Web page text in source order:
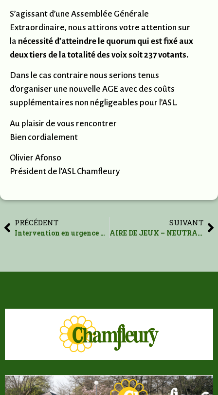
S’agissant d’une Assemblée Générale
Extraordinaire, nous attirons votre attention sur
la nécessité d’atteindre le quorum qui est fixé aux
deux tiers de la totalité des voix soit 237 votants.
Dans le cas contraire nous serions tenus
d’organiser une nouvelle AGE avec des coûts
supplémentaires non négligeables pour l’ASL.
Au plaisir de vous rencontrer
Bien cordialement
Olivier Afonso
Président de l’ASL Chamfleury
PRÉCÉDENT
Intervention en urgence de la SEVESC les 18 et 19 juillet 2024 : Curage sous pression de deux canalisations
SUIVANT
AIRE DE JEUX – NEUTRALISATION DE LA STRUCTURE A GRIMPER POUR RAISON DE SECURITE